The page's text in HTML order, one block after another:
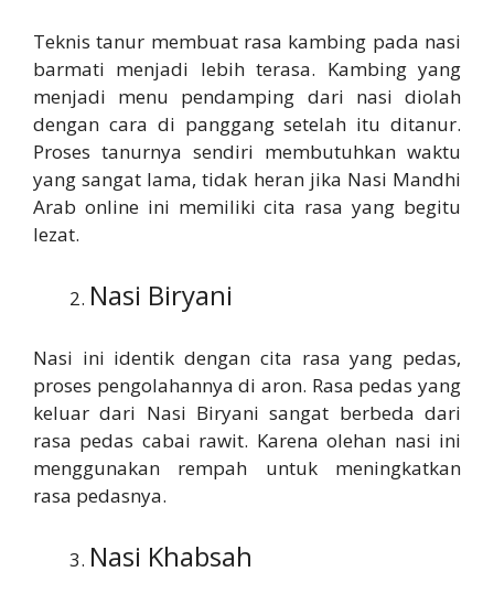
Teknis tanur membuat rasa kambing pada nasi
barmati menjadi lebih terasa. Kambing yang
menjadi menu pendamping dari nasi diolah
dengan cara di panggang setelah itu ditanur.
Proses tanurnya sendiri membutuhkan waktu
yang sangat lama, tidak heran jika Nasi Mandhi
Arab online ini memiliki cita rasa yang begitu
lezat.
Nasi Biryani
Nasi ini identik dengan cita rasa yang pedas,
proses pengolahannya di aron. Rasa pedas yang
keluar dari Nasi Biryani sangat berbeda dari
rasa pedas cabai rawit. Karena olehan nasi ini
menggunakan rempah untuk meningkatkan
rasa pedasnya.
Nasi Khabsah